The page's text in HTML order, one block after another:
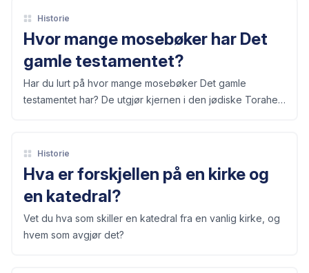
Historie
Hvor mange mosebøker har Det
gamle testamentet?
Har du lurt på hvor mange mosebøker Det gamle
testamentet har? De utgjør kjernen i den jødiske Torahen
Historie
Hva er forskjellen på en kirke og
en katedral?
Vet du hva som skiller en katedral fra en vanlig kirke, og
hvem som avgjør det?